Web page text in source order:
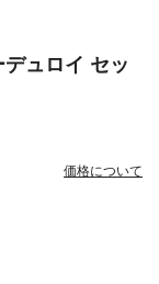
ュロイ セッ
価格について